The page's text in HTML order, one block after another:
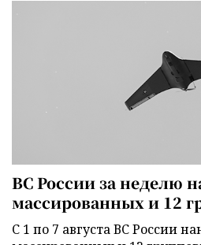
ВС России за неделю
массированных и 12
С 1 по 7 августа ВС России